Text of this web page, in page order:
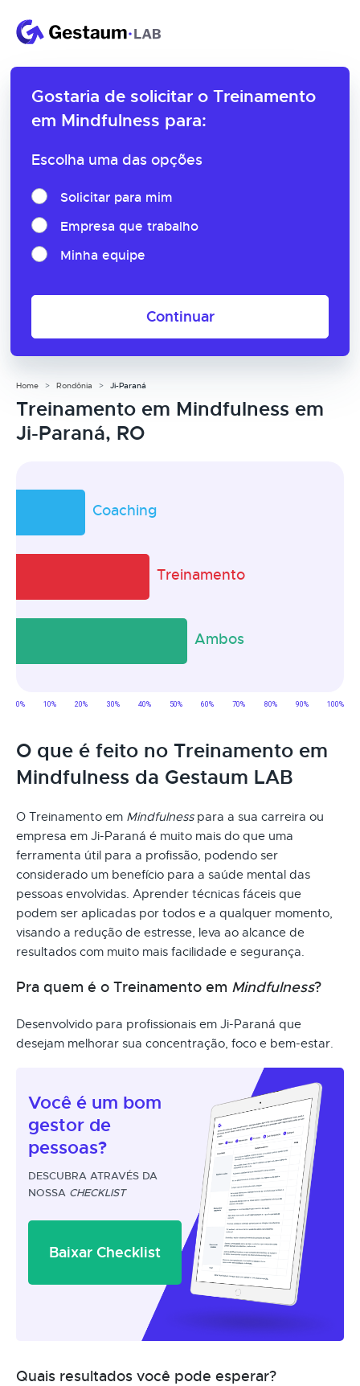
Gostaria de solicitar o Treinamento
em Mindfulness para:
Escolha uma das opções
Solicitar para mim
Empresa que trabalho
Minha equipe
Continuar
Home Rondônia Ji-Paraná
Treinamento em Mindfulness em
Ji-Paraná, RO
O que é feito no Treinamento em
Mindfulness da Gestaum LAB
O Treinamento em Mindfulnesspara a sua carreira ou
empresa em Ji-Paraná é muito mais do que uma
ferramenta útil para a profissão, podendo ser
considerado um benefício para a saúde mental das
pessoas envolvidas. Aprender técnicas fáceis que
podem ser aplicadas por todos e a qualquer momento,
visando a redução de estresse, leva ao alcance de
resultados com muito mais facilidade e segurança.
Pra quem é o Treinamento em Mindfulness?
Desenvolvido para profissionais em Ji-Paraná que
desejam melhorar sua concentração, foco e bem-estar.
Você é um bom
gestor de
pessoas?
DESCUBRA ATRAVÉS DA
NOSSA CHECKLIST
Baixar Checklist
Quais resultados você pode esperar?